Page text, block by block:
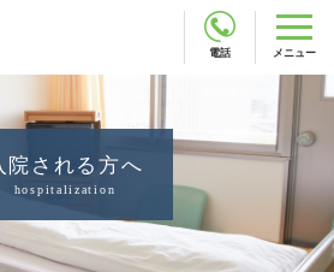
電話 メニュー
院される方へ
hospitalization